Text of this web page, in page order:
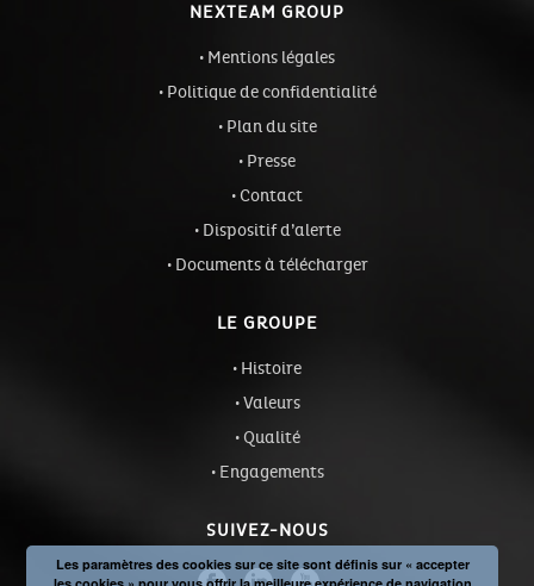
NEXTEAM GROUP
Mentions légales
Politique de confidentialité
Plan du site
Presse
Contact
Dispositif d’alerte
Documents à télécharger
LE GROUPE
Histoire
Valeurs
Qualité
Engagements
SUIVEZ-NOUS
Les paramètres des cookies sur ce site sont définis sur « accepter